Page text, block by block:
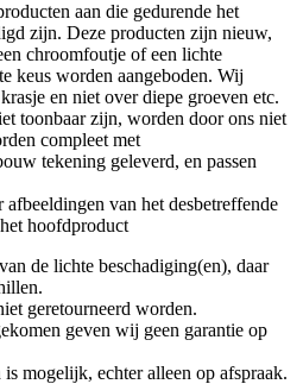
aan die gedurende het
zijn. Deze producten zijn nieuw,
chroomfoutje of een lichte
keus worden aangeboden. Wij
en niet over diepe groeven etc.
toonbaar zijn, worden door ons niet
compleet met
tekening geleverd, en passen
van het desbetreffende
hoofdproduct
de lichte beschadiging(en), daar
geretourneerd worden.
geven wij geen garantie op
mogelijk, echter alleen op afspraak.